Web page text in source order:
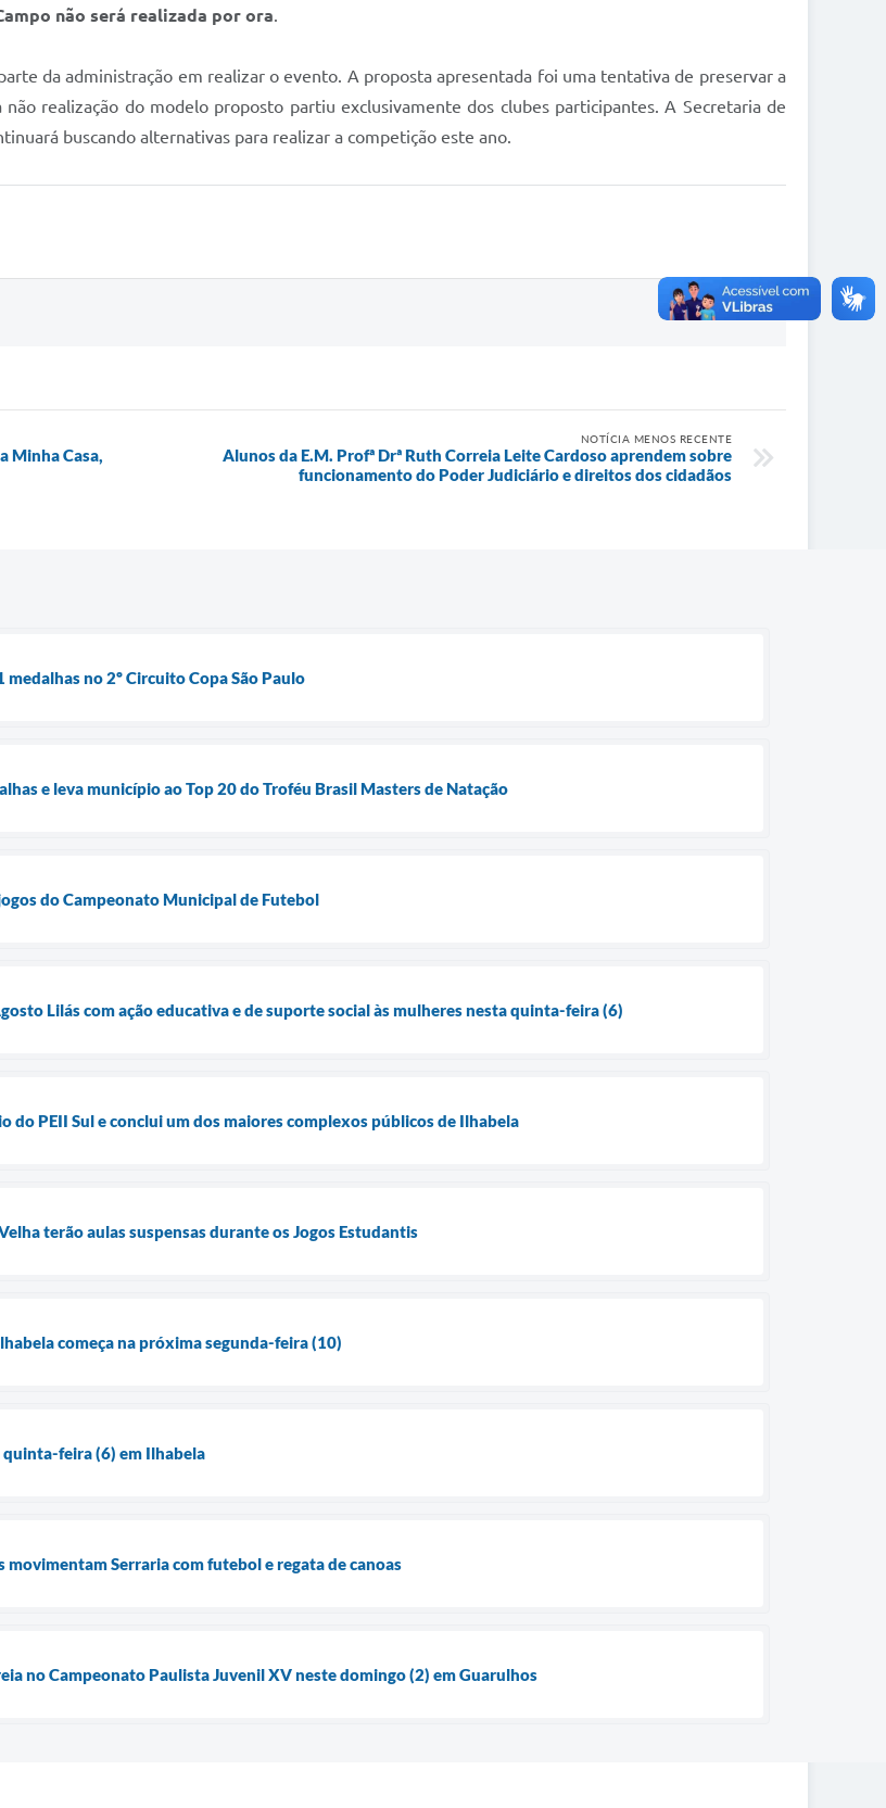
não será realizada por ora.
da administração em realizar o evento. A proposta apresentada foi uma tentativa de preservar a
realização do modelo proposto partiu exclusivamente dos clubes participantes. A Secretaria de
buscando alternativas para realizar a competição este ano.
Minha Casa,
NOTÍCIA MENOS RECENTE
Alunos da E.M. Profª Drª Ruth Correia Leite Cardoso aprendem sobre
funcionamento do Poder Judiciário e direitos dos cidadãos
no 2º Circuito Copa São Paulo
e leva município ao Top 20 do Troféu Brasil Masters de Natação
do Campeonato Municipal de Futebol
Lilás com ação educativa e de suporte social às mulheres nesta quinta-feira (6)
do PEII Sul e conclui um dos maiores complexos públicos de Ilhabela
terão aulas suspensas durante os Jogos Estudantis
começa na próxima segunda-feira (10)
quinta-feira (6) em Ilhabela
movimentam Serraria com futebol e regata de canoas
no Campeonato Paulista Juvenil XV neste domingo (2) em Guarulhos